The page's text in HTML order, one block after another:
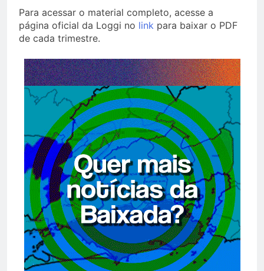
Para acessar o material completo, acesse a
página oficial da Loggi no link para baixar o PDF
de cada trimestre.